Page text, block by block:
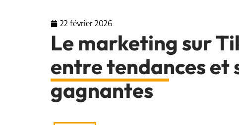
22 février 2026
Le marketing sur
entre tendances et
gagnantes